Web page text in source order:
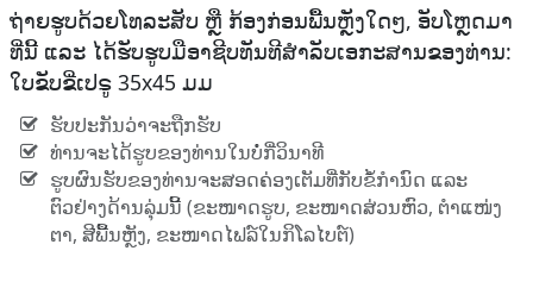
ຖ່າຍຮູບດ້ວຍໂທລະສັບ ຫຼື ກ້ອງກ່ອນພື້ນຫຼັງໃດໆ, ອັບໂຫຼດມາ
ທີ່ນີ້ ແລະ ໄດ້ຮັບຮູບມືອາຊີບທັນທີສໍາລັບເອກະສານຂອງທ່ານ:
ໃບຂັບຂີ່ເປຣູ 35x45 ມມ
ຮັບປະກັນວ່າຈະຖືກຮັບ
ທ່ານຈະໄດ້ຮູບຂອງທ່ານໃນບໍ່ກີ່ວິນາທີ
ຮູບຜົນຮັບຂອງທ່ານຈະສອດຄ່ອງເຕັມທີ່ກັບຂໍ້ກໍານົດ ແລະ
ຕົວຢ່າງດ້ານລຸ່ມນີ້ (ຂະໜາດຮູບ, ຂະໜາດສ່ວນຫົວ, ຕໍາແໜ່ງ
ຕາ, ສີພື້ນຫຼັງ, ຂະໜາດໄຟລ໌ໃນກິໂລໄບຕ໌)